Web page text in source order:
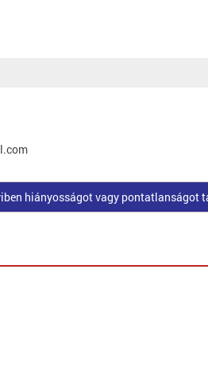
hiányosságot vagy pontatlanságot